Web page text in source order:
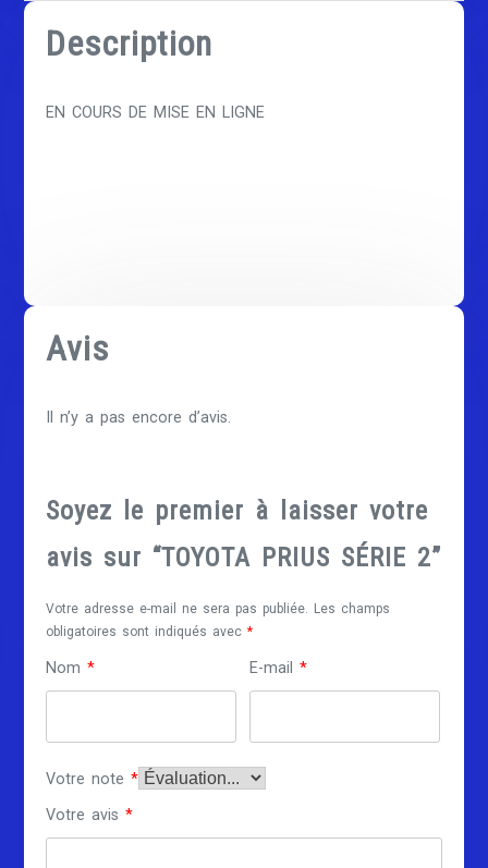
Description
EN COURS DE MISE EN LIGNE
Avis
Il n’y a pas encore d’avis.
Soyez le premier à laisser votre
avis sur “TOYOTA PRIUS SÉRIE 2”
Votre adresse e-mail ne sera pas publiée.
Les champs
obligatoires sont indiqués avec*
Nom* E-mail*
Votre note*
Votre avis*